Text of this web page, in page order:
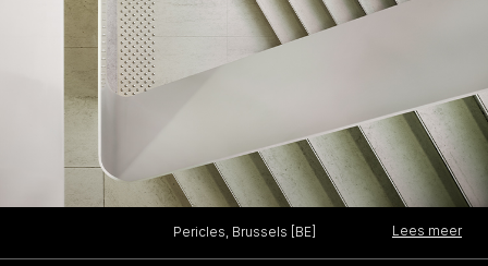
Pericles, Brussels [BE] Lees meer